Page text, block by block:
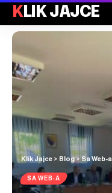
KLIK JAJCE
Klik Jajce > Blog>Sa Web-a
SA WEB-A